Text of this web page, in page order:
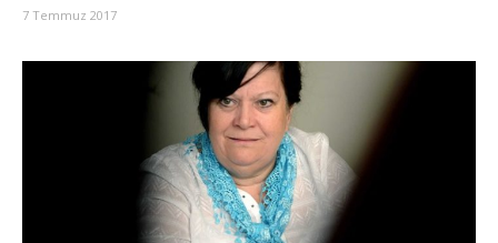
7 Temmuz 2017